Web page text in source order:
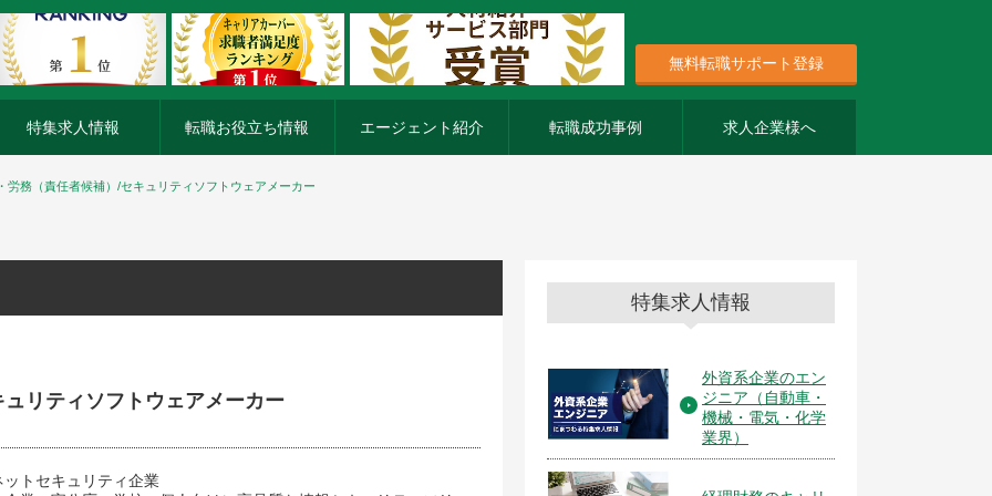
無料転職サポート登録
特集求人情報 転職お役立ち情報 エージェント紹介 転職成功事例 求人企業様へ
務（責任者候補）/セキュリティソフトウェアメーカー
リティソフトウェアメーカー
ットセキュリティ企業
特集求人情報
外資系企業のエン
ジニア（自動車・
機械・電気・化学
業界）